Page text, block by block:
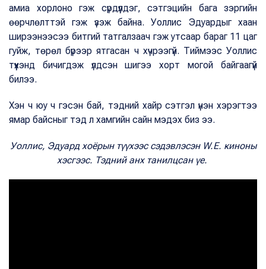
амиа хорлоно гэж сүрдүүлдэг, сэтгэцийн бага зэргийн
өөрчлөлттэй гэж үзэж байна. Уоллис Эдуардыг хаан
ширээнээсээ битгий татгалзаач гэж утсаар бараг 11 цаг
гуйж, төрөл бүрээр ятгасан ч хүчрээгүй. Тиймээс Уоллис
түүхэнд бичигдэж үлдсэн шигээ хорт могой байгаагүй
билээ.
Хэн ч юу ч гэсэн бай, тэдний хайр сэтгэл үнэн хэрэгтээ
ямар байсныг тэд л хамгийн сайн мэдэх биз ээ.
Уоллис, Эдуард хоёрын түүхээс сэдэвлэсэн W.E. киноны
хэсгээс. Тэдний анх танилцсан үе.